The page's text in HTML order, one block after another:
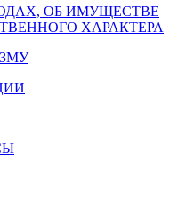
ОБ ИМУЩЕСТВЕ
ХАРАКТЕРА